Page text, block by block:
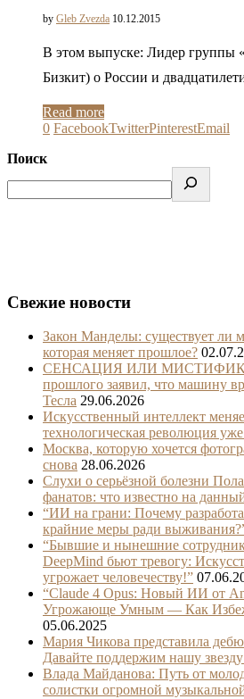
by Gleb Zvezda 10.12.2015
В этом выпуске: Лидер группы
Бизкит) о России и
Read more
0 FacebookTwitterPinterestEmail
Поиск
Свежие новости
Закон Манделы: существует ли
которая меняет прошлое?
СЕНСАЦИЯ ИЛИ
прошлого заявил, что машину
Тесла 29.06.2026
Искусственный интеллект
технологическая революция уже
Москва, которую хочется
снова 28.06.2026
Слухи о серьёзной болезни
фанатов: что известно на
“ИИ на грани: Почему
крайние меры ради
“Бывшие и нынешние
DeepMind бьют тревогу:
угрожает человечеству!”
“Claude 4 Opus: Новый ИИ от
Угрожающе Умным — Как
05.06.2025
Мария Чикова представила
Давайте поддержим нашу
Влада Майданова: Путь от
солистки огромной